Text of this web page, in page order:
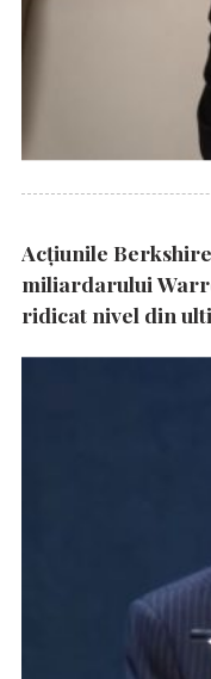
Acțiunile
miliardarului
ridicat nivel din